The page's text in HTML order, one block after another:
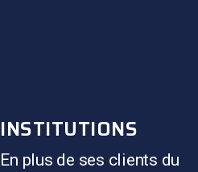
INSTITUTIONS
En plus de ses clients du